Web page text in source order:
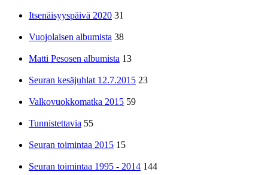
Itsenäisyyspäivä 2020 31
Vuojolaisen albumista 38
Matti Pesosen albumista 13
Seuran kesäjuhlat 12.7.2015 23
Valkovuokkomatka 2015 59
Tunnistettavia 55
Seuran toimintaa 2015 15
Seuran toimintaa 1995 - 2014 144